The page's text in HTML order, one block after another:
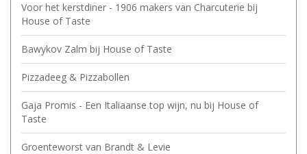
Voor het kerstdiner - 1906 makers van Charcuterie bij
House of Taste
Bawykov Zalm bij House of Taste
Pizzadeeg & Pizzabollen
Gaja Promis - Een Italiaanse top wijn, nu bij House of
Taste
Groenteworst van Brandt & Levie